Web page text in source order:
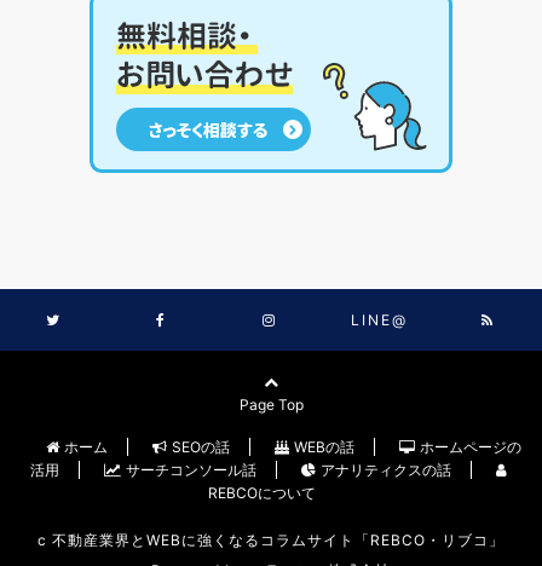
LINE@
Page Top
ホーム SEOの話 WEBの話
ホームページの
活用
サーチコンソール話
アナリティクスの話
REBCOについて
c 不動産業界とWEBに強くなるコラムサイト「REBCO・リブコ」